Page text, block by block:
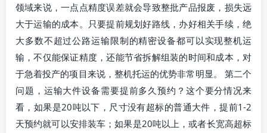
领域来说，一点点精度误差就会导致整批产品报废，损失远
大于运输的成本。只要提前规划好路线，办好相关手续，绝
大多数不超过公路运输限制的精密设备都可以实现整机运
输，不仅能保证精度，还能节省拆解组装的时间和成本，对
于急着投产的项目来说，整机托运的优势非常明显。 第二个
问题，运输大件设备需要提前多久预约？这个要分情况来
看，如果是20吨以下，尺寸没有超标的普通大件，提前1-2
天预约就可以安排装车；如果是20吨以上，或者长宽高超标